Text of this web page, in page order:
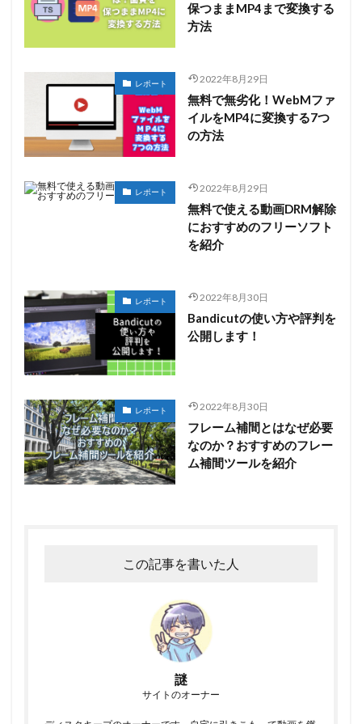
保つままMP4まで変換する
方法
レポート 2022年8月29日
無料で無劣化！WebMファ
イルをMP4に変換する7つ
の方法
レポート 2022年8月29日
無料で使える動画DRM解除
におすすめのフリーソフト
を紹介
レポート 2022年8月30日
Bandicutの使い方や評判を
公開します！
レポート 2022年8月30日
フレーム補間とはなぜ必要
なのか？おすすめのフレー
ム補間ツールを紹介
この記事を書いた人
謎
サイトのオーナー